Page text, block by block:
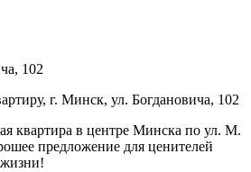
102
г. Минск, ул. Богдановича, 102
квартира в центре Минска по ул. М.
предложение для ценителей